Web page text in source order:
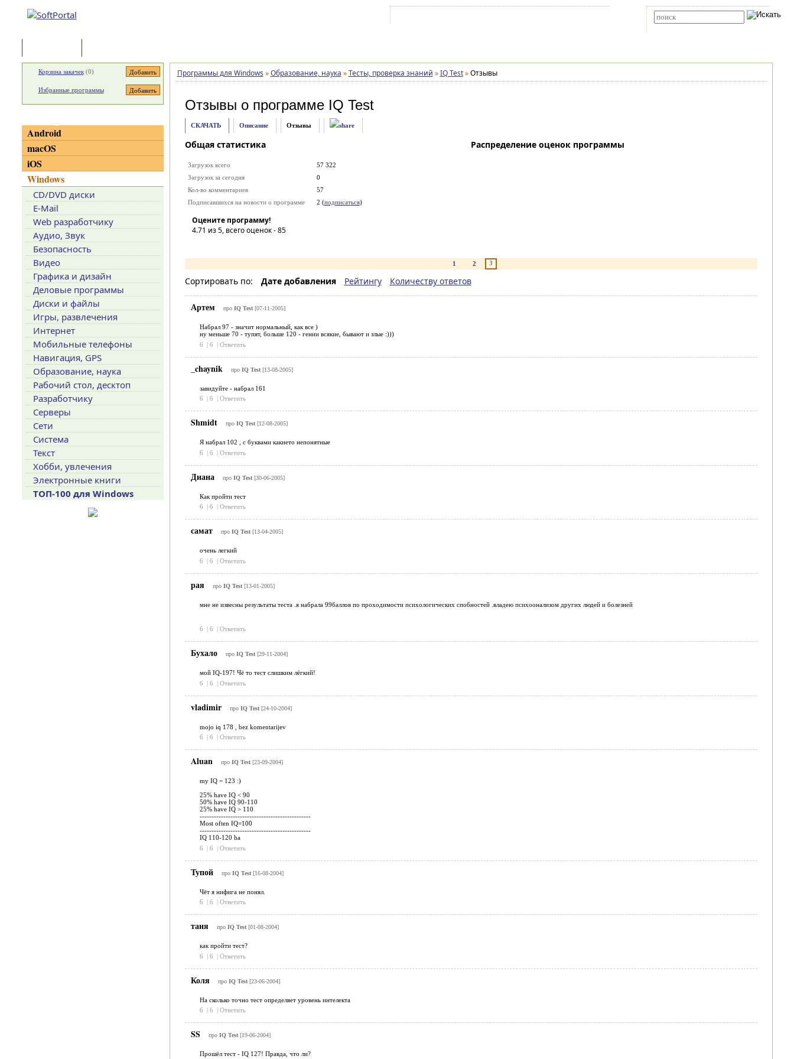
Программы для Windows » Образование, наука » Тесты, проверка знаний » IQ Test » Отзывы
Отзывы о программе IQ Test
СКАЧАТЬ Описание Отзывы
Общая статистика
Загрузок всего
57 322
Загрузок за сегодня
0
Кол-во комментариев
57
Подписавшихся на новости о программе
2 (подписаться)
Оцените программу!
4.71 из 5, всего оценок -85
Распределение оценок программы
1 2 3
Сортировать по: Дате добавления Рейтингу Количеству ответов
Артем про IQ Test [07-11-2005]
Набрал 97 - значит нормальный, как все )
ну меньше 70 - тупят, больше 120 - гении всякие, бывают и злые :)))
6
| 6 | Ответить
_chaynik про IQ Test [13-08-2005]
завидуйте - набрал 161
6
| 6 | Ответить
Shmidt про IQ Test [12-08-2005]
Я набрал 102 , с буквами какието непонятные
6
| 6 | Ответить
Диана про IQ Test [30-06-2005]
Как пройти тест
6
| 6 | Ответить
самат про IQ Test [13-04-2005]
очень легкий
6
| 6 | Ответить
рая про IQ Test [13-01-2005]
мне не извесны результаты теста .я набрала 99баллов по проходимости психологических спобностей .владею психоонализом других людей и болезней
6 | 6 | Ответить
Бухало про IQ Test [29-11-2004]
мой IQ-197! Чё то тест слишким лёгкий!
6
| 6 | Ответить
vladimir про IQ Test [24-10-2004]
mojo iq 178 , bez komentarijev
6
| 6 | Ответить
Aluan про IQ Test [23-09-2004]
my IQ = 123 :)
25% have IQ < 90
50% have IQ 90-110
25% have IQ > 110
-----------------------------------------------
Most often IQ=100
-----------------------------------------------
IQ 110-120 ha
6
| 6 | Ответить
Тупой про IQ Test [16-08-2004]
Чёт я нифига не понял.
6
| 6 | Ответить
таня про IQ Test [01-08-2004]
как пройти тест?
6
| 6 | Ответить
Коля про IQ Test [23-06-2004]
На сколько точно тест определяет уровень интелекта
6
| 6 | Ответить
SS про IQ Test [19-06-2004]
Прошёл тест - IQ 127! Правда, что ли?
Корзина закачек(0)
Избранные программы
Android
macOS
iOS
Windows
CD/DVD диски
E-Mail
Web разработчику
Аудио, Звук
Безопасность
Видео
Графика и дизайн
Деловые программы
Диски и файлы
Игры, развлечения
Интернет
Мобильные телефоны
Навигация, GPS
Образование, наука
Рабочий стол, десктоп
Разработчику
Серверы
Сети
Система
Текст
Хобби, увлечения
Электронные книги
ТОП-100 для Windows